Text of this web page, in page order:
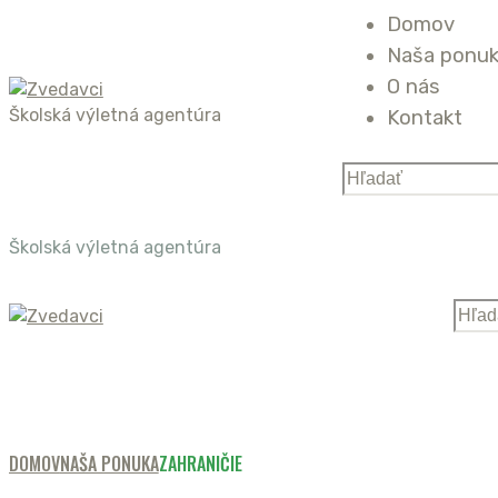
Školská výletná agentúra
Domov
Naša
O nás
Kontakt
Školská výletná agentúra
DOMOVNAŠA PONUKAZAHRANIČIE